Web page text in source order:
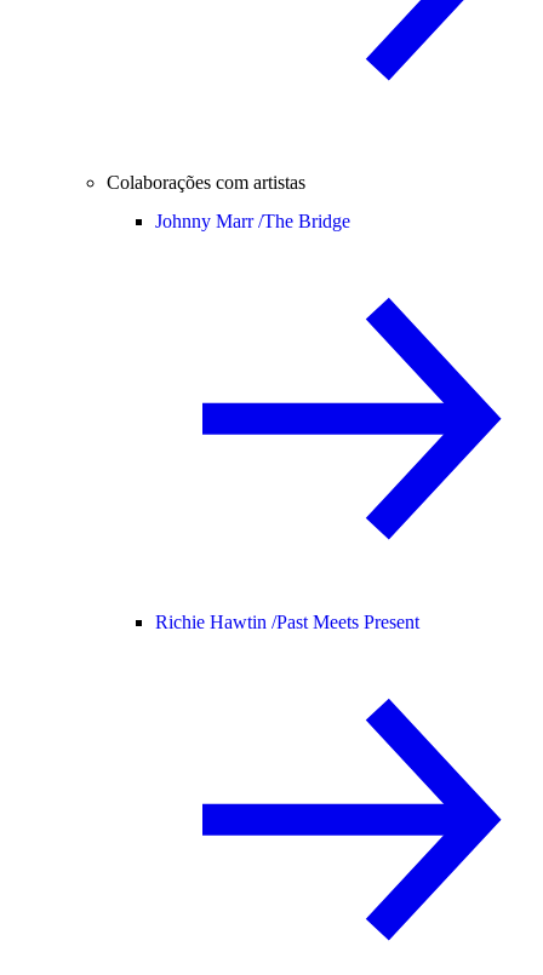
Colaborações com artistas
Johnny Marr /The Bridge
Richie Hawtin /Past Meets Present